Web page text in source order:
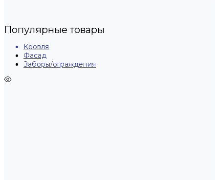
Популярные товары
Кровля
Фасад
Заборы/ограждения